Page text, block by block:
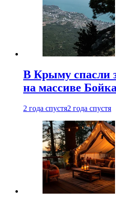
В Крыму спасли
на массиве
2 года спустя2 года спустя